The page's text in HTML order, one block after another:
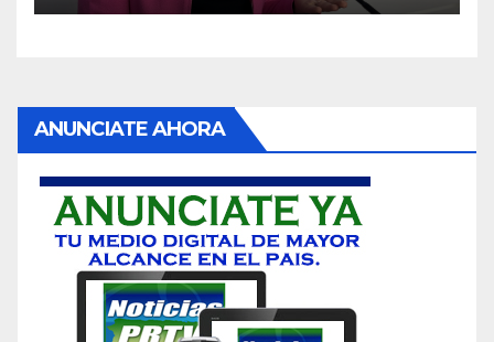
ANUNCIATE AHORA